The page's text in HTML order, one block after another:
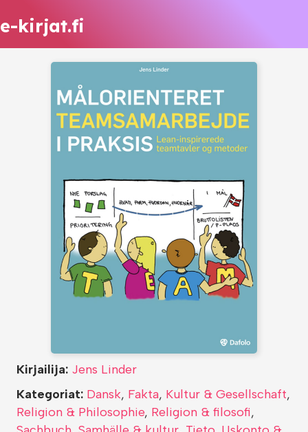
e-kirjat.fi
Kirjailija: Jens Linder
Kategoriat: Dansk, Fakta, Kultur & Gesellschaft,
Religion & Philosophie, Religion & filosofi,